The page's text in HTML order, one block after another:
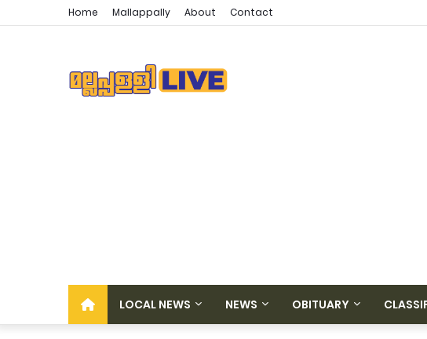
Home Mallappally About Contact
LOCAL NEWS NEWS OBITUARY